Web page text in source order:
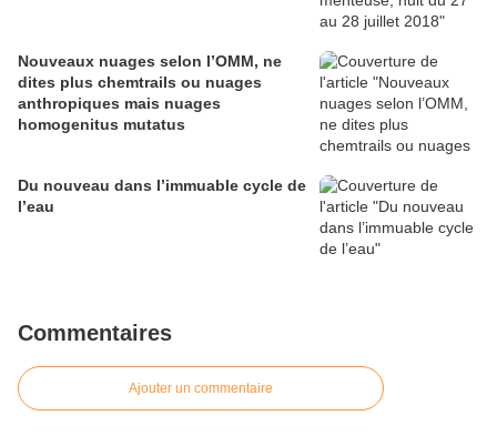
Nouveaux nuages selon l’OMM, ne
dites plus chemtrails ou nuages
anthropiques mais nuages
homogenitus mutatus
Du nouveau dans l’immuable cycle de
l’eau
Commentaires
Ajouter un commentaire